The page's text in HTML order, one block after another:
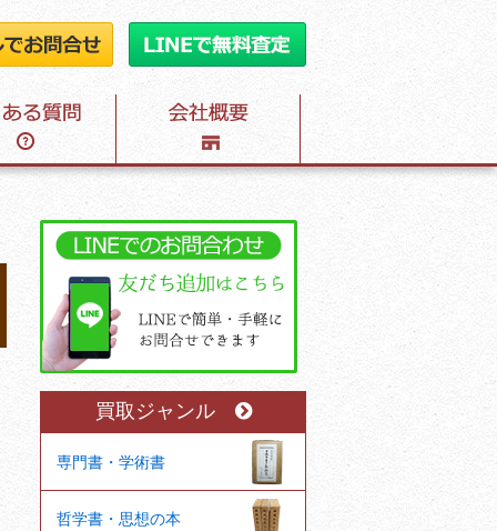
買取ジャンル
専門書・学術書
哲学書・思想の本